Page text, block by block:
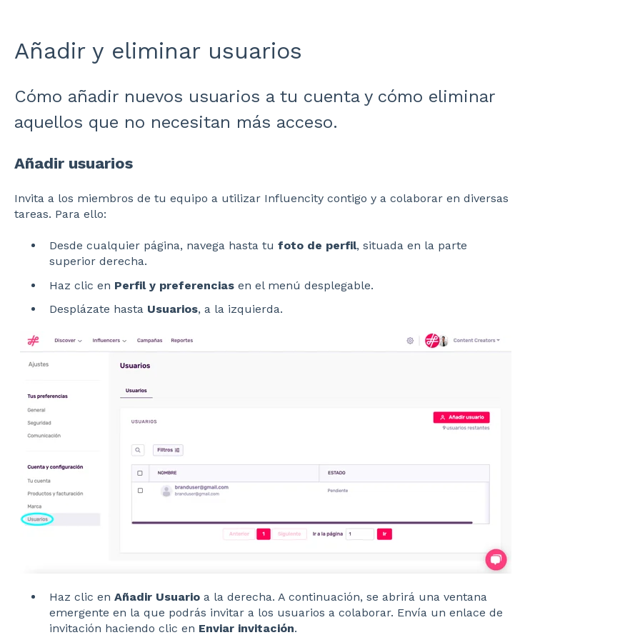
Añadir y eliminar usuarios
Cómo añadir nuevos usuarios a tu cuenta y cómo eliminar
aquellos que no necesitan más acceso.
Añadir usuarios
Invita a los miembros de tu equipo a utilizar Influencity contigo y a colaborar en diversas
tareas. Para ello:
Desde cualquier página, navega hasta tu foto de perfil, situada en la parte
superior derecha.
Haz clic en Perfil y preferenciasen el menú desplegable.
Desplázate hasta Usuarios, a la izquierda.
Haz clic en Añadir Usuarioa la derecha. A continuación, se abrirá una ventana
emergente en la que podrás invitar a los usuarios a colaborar. Envía un enlace de
invitación haciendo clic en Enviar invitación.